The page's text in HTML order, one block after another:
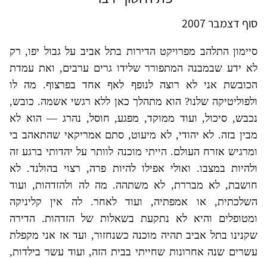
סוף דצמבר 2007
סיימון התלהב מפרויקט הדירות בתל אביב על גבול יפו, רק
לא ידע שבמבנה המתפורר שלידו גרים ערבים, ואת עמדת
הכובשת אני לא רוצה לנופף לאף אחד בפרצוף. מה לו
ולפוליטיקה שלנו? הוא מתהלך כאן ללא רגשי אשמה. כובש,
נכבש, סיכול, ועוד ממוקד, מפגע, חוסל, נהרג — הוא לא
מבין בזה. לא יהודי, לא מיעוט, סתם אמריקאי שהתאהב בי
ומרגיש אזרח העולם. הייתי מוכנה לוותר על יהדותי ברגע זה
ולהיות במצבו. ואולי אפילו להיות פרה, רצוי בהולנד. לא
חושבת, לא מבררת, לא משתהה. מה לה ולהזדהות, ועוד
השלכתית, או אמפתיה, ועוד לאחר. לה אין קליניקה
ומטופלים והיא לא נתקעת בשאלות של הזדהות. הדירה
שקנינו בתל אביב תהיה מוכנה כשנחזור, ועד אז אני מקפלת
עשרים שנה אחרונות שחייתי בבית הזה, ועוד עשר בילדות,